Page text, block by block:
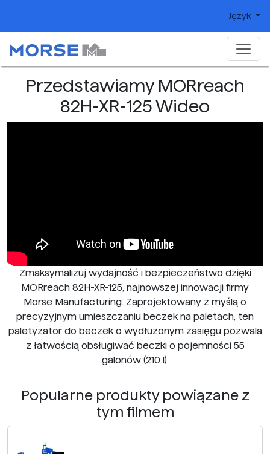
Język
Przedstawiamy MORreach
82H-XR-125 Wideo
Zmaksymalizuj wydajność i bezpieczeństwo dzięki
MORreach 82H-XR-125, najnowszej innowacji firmy
Morse Manufacturing. Zaprojektowany z myślą o
precyzyjnym umieszczaniu beczek na paletach, ten
paletyzator do beczek o wydłużonym zasięgu pozwala
z łatwością obsługiwać beczki o pojemności 55
galonów (210 l).
Popularne produkty powiązane z
tym filmem